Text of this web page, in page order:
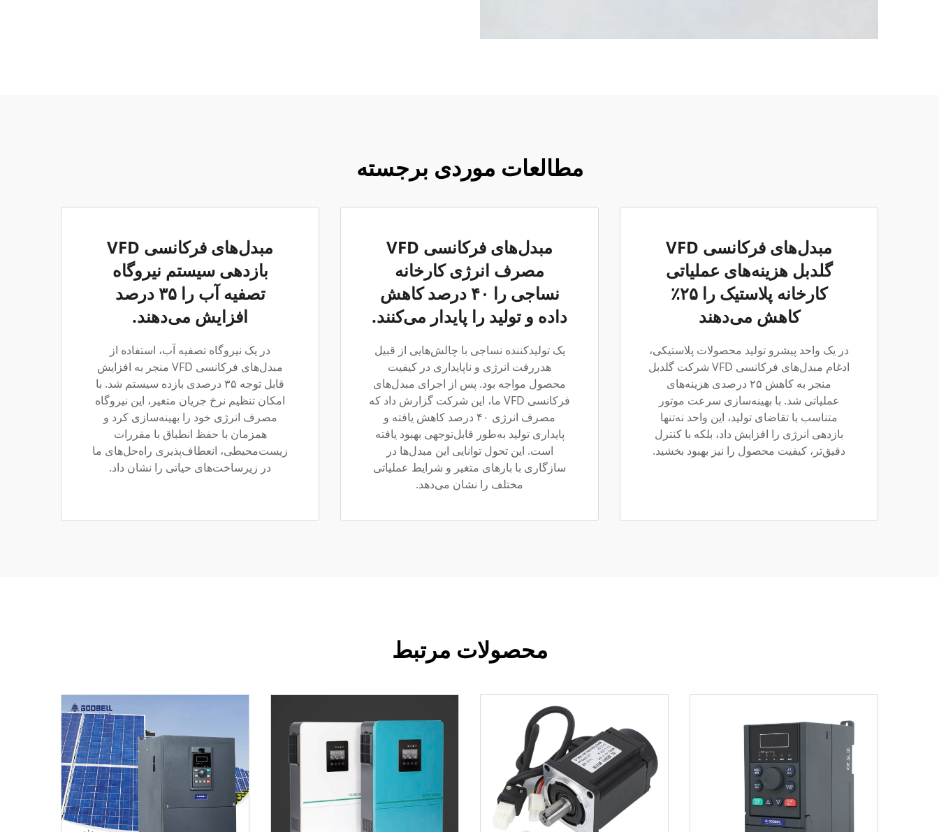
مطالعات موردی برجسته
مبدل‌های فرکانسی VFD
گلدبل هزینه‌های عملیاتی
کارخانه پلاستیک را ۲۵٪
کاهش می‌دهند
در یک واحد پیشرو تولید محصولات پلاستیکی،
ادغام مبدل‌های فرکانسی VFD شرکت گلدبل
منجر به کاهش ۲۵ درصدی هزینه‌های
عملیاتی شد. با بهینه‌سازی سرعت موتور
متناسب با تقاضای تولید، این واحد نه‌تنها
بازدهی انرژی را افزایش داد، بلکه با کنترل
دقیق‌تر، کیفیت محصول را نیز بهبود بخشید.
مبدل‌های فرکانسی VFD
مصرف انرژی کارخانه
نساجی را ۴۰ درصد کاهش
داده و تولید را پایدار می‌کنند.
یک تولیدکننده نساجی با چالش‌هایی از قبیل
هدررفت انرژی و ناپایداری در کیفیت
محصول مواجه بود. پس از اجرای مبدل‌های
فرکانسی VFD ما، این شرکت گزارش داد که
مصرف انرژی ۴۰ درصد کاهش یافته و
پایداری تولید به‌طور قابل‌توجهی بهبود یافته
است. این تحول توانایی این مبدل‌ها در
سازگاری با بارهای متغیر و شرایط عملیاتی
مختلف را نشان می‌دهد.
مبدل‌های فرکانسی VFD
بازدهی سیستم نیروگاه
تصفیه آب را ۳۵ درصد
افزایش می‌دهند.
در یک نیروگاه تصفیه آب، استفاده از
مبدل‌های فرکانسی VFD منجر به افزایش
قابل توجه ۳۵ درصدی بازده سیستم شد. با
امکان تنظیم نرخ جریان متغیر، این نیروگاه
مصرف انرژی خود را بهینه‌سازی کرد و
همزمان با حفظ انطباق با مقررات
زیست‌محیطی، انعطاف‌پذیری راه‌حل‌های ما
در زیرساخت‌های حیاتی را نشان داد.
محصولات مرتبط